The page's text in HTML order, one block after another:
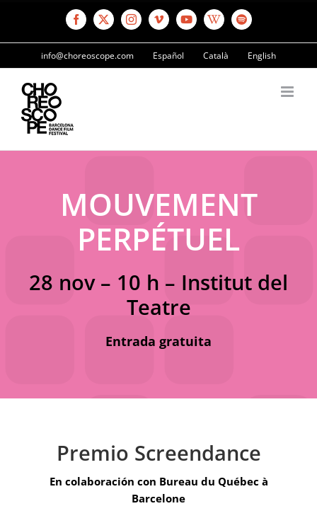
contenido
Facebook
X InstagramVimeoYouTubeWikipediaSpotify
info@choreoscope.com Español Català English
MOUVEMENT
PERPÉTUEL
28 nov – 10 h – Institut del
Teatre
Entrada gratuita
Premio Screendance
En colaboración con Bureau du Québec à
Barcelone